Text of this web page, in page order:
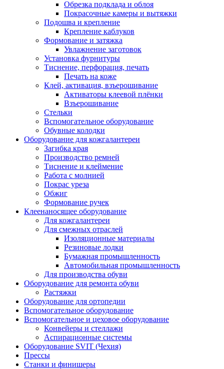
Обрезка подклада и облоя
Покрасочные камеры и вытяжки
Подошва и крепление
Крепление каблуков
Формование и затяжка
Увлажнение заготовок
Установка фурнитуры
Тиснение, перфорация, печать
Печать на коже
Клей, активация, взъерошивание
Активаторы клеевой плёнки
Взъерошивание
Стельки
Вспомогательное оборудование
Обувные колодки
Оборудование для кожгалантереи
Загибка края
Производство ремней
Тиснение и клеймение
Работа с молнией
Покрас уреза
Обжиг
Формование ручек
Клеенаносящее оборудование
Для кожгалантереи
Для смежных отраслей
Изоляционные материалы
Резиновые лодки
Бумажная промышленность
Автомобильная промышленность
Для производства обуви
Оборудование для ремонта обуви
Растяжки
Оборудование для ортопедии
Вспомогательное оборудование
Вспомогательное и цеховое оборудование
Конвейеры и стеллажи
Аспирационные системы
Оборудование SVIT (Чехия)
Прессы
Станки и финишеры